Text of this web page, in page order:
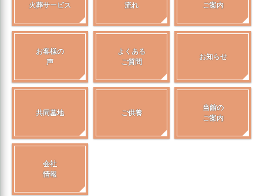
火葬サービス
流れ
ご案内
お客様の
声
よくある
ご質問
お知らせ
共同墓地 ご供養
当館の
ご案内
会社
情報